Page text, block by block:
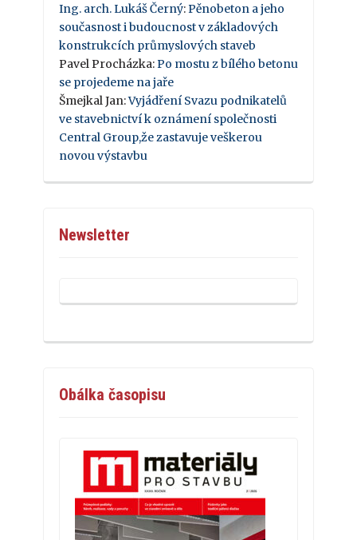
Ing. arch. Lukáš Černý: Pěnobeton a jeho
současnost i budoucnost v základových
konstrukcích průmyslových staveb
Pavel Procházka: Po mostu z bílého betonu
se projedeme na jaře
Šmejkal Jan:Vyjádření Svazu podnikatelů
ve stavebnictví k oznámení společnosti
Central Group,že zastavuje veškerou
novou výstavbu
Newsletter
Obálka časopisu